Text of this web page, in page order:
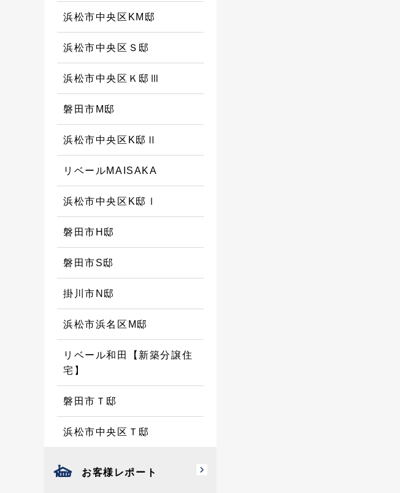
浜松市中央区KM邸
浜松市中央区Ｓ邸
浜松市中央区Ｋ邸Ⅲ
磐田市M邸
浜松市中央区K邸Ⅱ
リベールMAISAKA
浜松市中央区K邸Ⅰ
磐田市H邸
磐田市S邸
掛川市N邸
浜松市浜名区M邸
リベール和田【新築分譲住
宅】
磐田市Ｔ邸
浜松市中央区Ｔ邸
お客様レポート